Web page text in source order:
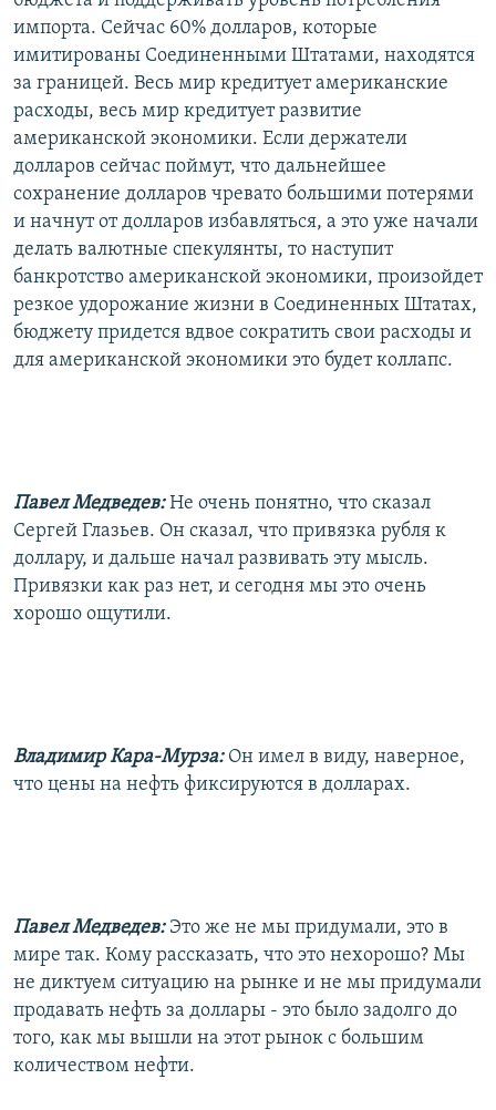
импорта. Сейчас 60% долларов, которые
имитированы Соединенными Штатами, находятся
за границей. Весь мир кредитует американские
расходы, весь мир кредитует развитие
американской экономики. Если держатели
долларов сейчас поймут, что дальнейшее
сохранение долларов чревато большими потерями
и начнут от долларов избавляться, а это уже начали
делать валютные спекулянты, то наступит
банкротство американской экономики, произойдет
резкое удорожание жизни в Соединенных Штатах,
бюджету придется вдвое сократить свои расходы и
для американской экономики это будет коллапс.
Павел Медведев:Не очень понятно, что сказал
Сергей Глазьев. Он сказал, что привязка рубля к
доллару, и дальше начал развивать эту мысль.
Привязки как раз нет, и сегодня мы это очень
хорошо ощутили.
Владимир Кара-Мурза: Он имел в виду, наверное,
что цены на нефть фиксируются в долларах.
Павел Медведев: Это же не мы придумали, это в
мире так. Кому рассказать, что это нехорошо? Мы
не диктуем ситуацию на рынке и не мы придумали
продавать нефть за доллары - это было задолго до
того, как мы вышли на этот рынок с большим
количеством нефти.